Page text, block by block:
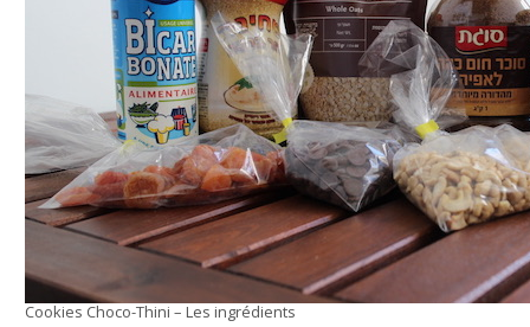
Cookies Choco-Thini – Les ingrédients